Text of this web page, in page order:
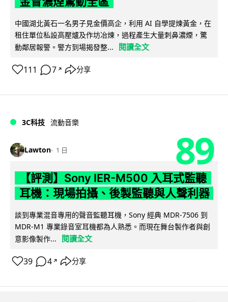
中國湖北黃石一名男子見金價高企，利用 AI 自學提煉黃金，在
租住單位私設高壓爐及作坊冶煉，過程產生大量刺鼻濃煙，驚
動鄰居報警。警方到場揭發整...
閱讀全文
111 7 ↗ 分享
3C科技 流動音樂
Lawton 1 日 89
【評測】Sony IER-M500 入耳式監聽
耳機：現場拍攝、後製監聽與人聲利器
談到專業混音專用的聲音監聽耳機，Sony 經典 MDR-7506 到
MDR-M1 專業錄音室耳機都為人熟悉。而現在舞台製作者與創
意影像製作...
閱讀全文
39 4 ↗ 分享